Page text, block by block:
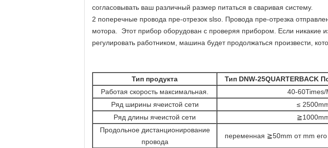
согласовывать ваш различный размер питаться в сваривая систему.
2 поперечные провода пре-отрезок slso. Провода пре-отрезка
мотора. Этот прибор оборудован с проверяя прибором. Если никакие
регулировать работником, машина будет продолжаться произвести,
Тип продукта
Тип DNW-25QUARTERBACK
Работая скорость максимальная.
40-60Times/
Ряд ширины ячеистой сети
≤
Ряд длины ячеистой сети
Продольное дистанционирование
провода
переменная ≧50mm от mm